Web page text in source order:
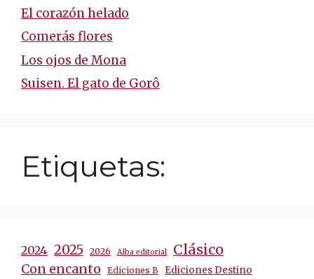
El corazón helado
Comerás flores
Los ojos de Mona
Suisen. El gato de Gorô
Etiquetas:
2024 2025 2026 Alba editorial Clásico
Con encanto Ediciones B Ediciones Destino